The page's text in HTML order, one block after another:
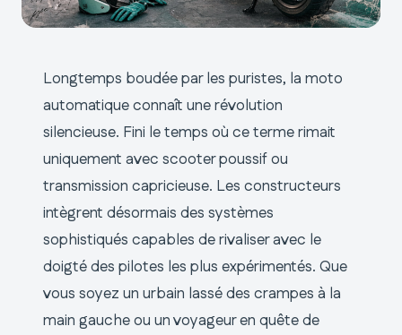
Longtemps boudée par les puristes, la moto
automatique connaît une révolution
silencieuse. Fini le temps où ce terme rimait
uniquement avec scooter poussif ou
transmission capricieuse. Les constructeurs
intègrent désormais des systèmes
sophistiqués capables de rivaliser avec le
doigté des pilotes les plus expérimentés. Que
vous soyez un urbain lassé des crampes à la
main gauche ou un voyageur en quête de